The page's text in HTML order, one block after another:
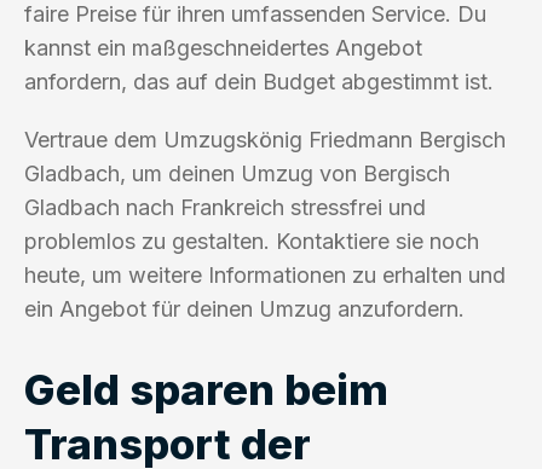
faire Preise für ihren umfassenden Service. Du
kannst ein maßgeschneidertes Angebot
anfordern, das auf dein Budget abgestimmt ist.
Vertraue dem Umzugskönig Friedmann Bergisch
Gladbach, um deinen Umzug von Bergisch
Gladbach nach Frankreich stressfrei und
problemlos zu gestalten. Kontaktiere sie noch
heute, um weitere Informationen zu erhalten und
ein Angebot für deinen Umzug anzufordern.
Geld sparen beim
Transport der